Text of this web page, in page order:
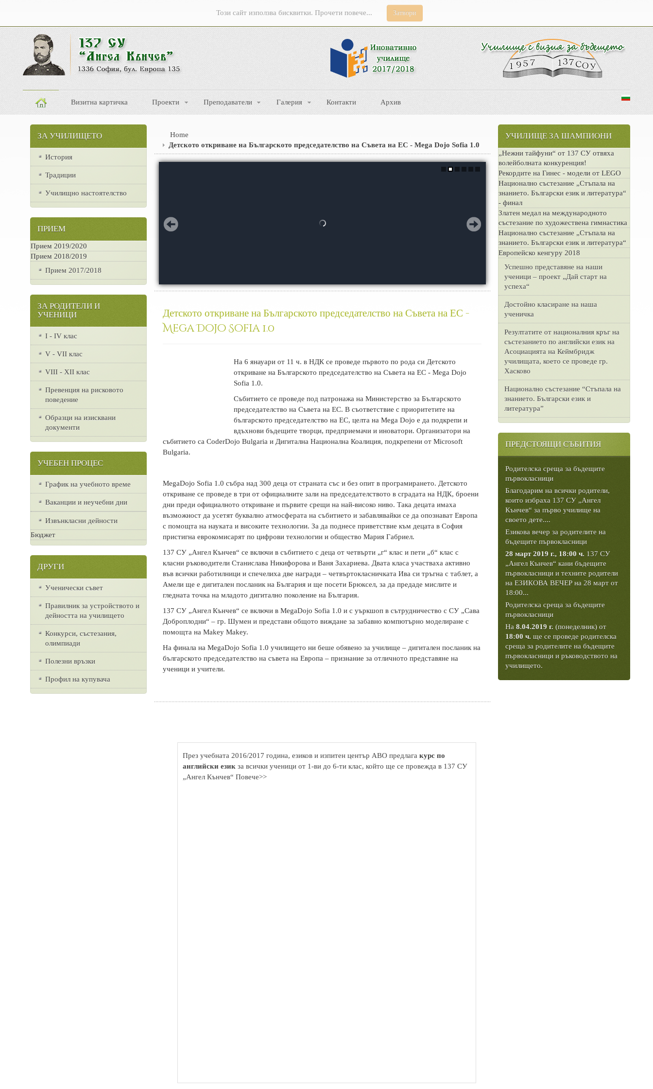
Този сайт използва бисквитки. Прочети повече... Затвори
Визитна картичка Проекти Преподаватели Галерия Контакти Архив
Home
Детското откриване на Българското председателство на Съвета на ЕС - Mega Dojo Sofia 1.0
Детското откриване на Българското председателство на Съвета на ЕС -
Mega Dojo Sofia 1.0
На 6 янауари от 11 ч. в НДК се проведе първото по рода си Детското
откриване на Българското председателство на Съвета на ЕС - Mega Dojo
Sofia 1.0.
Събитието се проведе под патронажа на Министерство за Българското
председателство на Съвета на ЕС. В съответствие с приоритетите на
българското председателство на ЕС, целта на Mega Dojo е да подкрепи и
вдъхнови бъдещите творци, предприемачи и иноватори. Организатори на
събитието са CoderDojo Bulgaria и Дигитална Национална Коалиция, подкрепени от Microsoft
Bulgaria.
MegaDojo Sofia 1.0 събра над 300 деца от страната със и без опит в програмирането. Детското
откриване се проведе в три от официалните зали на председателството в сградата на НДК, броени
дни преди официалното откриване и първите срещи на най-високо ниво. Така децата имаха
възможност да усетят буквално атмосферата на събитието и забавлявайки се да опознават Европа
с помощта на науката и високите технологии. За да поднесе приветствие към децата в София
пристигна еврокомисарят по цифрови технологии и общество Мария Габриел.
137 СУ „Ангел Кънчев“ се включи в събитието с деца от четвърти „г“ клас и пети „б“ клас с
класни ръководители Станислава Никифорова и Ваня Захариева. Двата класа участваха активно
във всички работилници и спечелиха две награди – четвъртокласничката Ива си тръгна с таблет, а
Амели ще е дигитален посланик на България и ще посети Брюксел, за да предаде мислите и
гледната точка на младото дигитално поколение на България.
137 СУ „Ангел Кънчев“ се включи в MegaDojo Sofia 1.0 и с уъркшоп в сътрудничество с СУ „Сава
Доброплодни“ – гр. Шумен и представи общото виждане за забавно компютърно моделиране с
помощта на Makey Makey.
На финала на MegaDojo Sofia 1.0 училището ни беше обявено за училище – дигитален посланик на
българското председателство на съвета на Европа – признание за отличното представяне на
ученици и учители.
ЗА УЧИЛИЩЕТО
История
Традиции
Училищно настоятелство
ПРИЕМ
Прием 2019/2020
Прием 2018/2019
Прием 2017/2018
ЗА РОДИТЕЛИ И
УЧЕНИЦИ
I - IV клас
V - VII клас
VІІІ - ХІІ клас
Превенция на рисковото
поведение
Образци на изисквани
документи
УЧЕБЕН ПРОЦЕС
График на учебното време
Ваканции и неучебни дни
Извънкласни дейности
Бюджет
ДРУГИ
Ученически съвет
Правилник за устройството и
дейността на училището
Конкурси, състезания,
олимпиади
Полезни връзки
Профил на купувача
УЧИЛИЩЕ ЗА ШАМПИОНИ
„Нежни тайфуни“ от 137 СУ отвяха
волейболната конкуренция!
Рекордите на Гинес - модели от LEGO
Национално състезание „Стъпала на
знанието. Български език и литература“
- финал
Златен медал на международното
състезание по художествена гимнастика
Национално състезание „Стъпала на
знанието. Български език и литература“
Европейско кенгуру 2018
Успешно представяне на наши
ученици – проект „Дай старт на
успеха“
Достойно класиране на наша
ученичка
Резултатите от националния кръг на
състезанието по английски език на
Асоциацията на Кеймбридж
училищата, което се проведе гр.
Хасково
Национално състезание “Стъпала на
знанието. Български език и
литература”
ПРЕДСТОЯЩИ СЪБИТИЯ
Родителска среща за бъдещите
първокласници
Благодарим на всички родители,
които избраха 137 СУ „Ангел
Кънчев“ за първо училище на
своето дете....
Езикова вечер за родителите на
бъдещите първокласници
28 март 2019 г., 18:00 ч. 137 СУ
„Ангел Кънчев“ кани бъдещите
първокласници и техните родители
на ЕЗИКОВА ВЕЧЕР на 28 март от
18:00...
Родителска среща за бъдещите
първокласници
На 8.04.2019 г. (понеделник) от
18:00 ч. ще се проведе родителска
среща за родителите на бъдещите
първокласници и ръководството на
училището.
През учебната 2016/2017 година, езиков и изпитен център АВО предлага курс по
английски език за всички ученици от 1-ви до 6-ти клас, който ще се провежда в 137 СУ
„Ангел Кънчев“ Повече>>